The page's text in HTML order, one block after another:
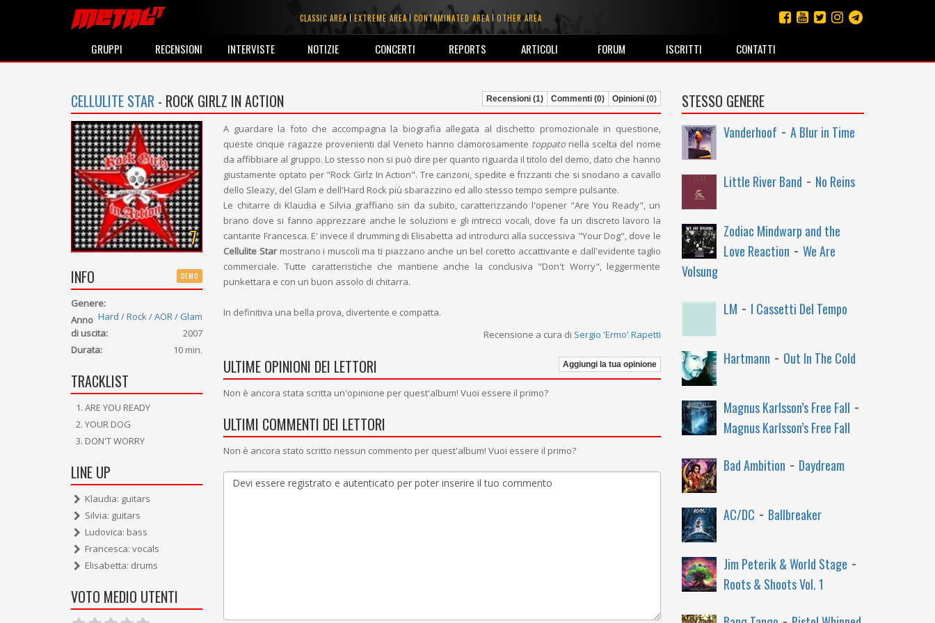
CLASSIC AREA EXTREME AREA CONTAMINATED AREA OTHER AREA
GRUPPI RECENSIONI INTERVISTE NOTIZIE CONCERTI REPORTS ARTICOLI FORUM ISCRITTI CONTATTI
CELLULITE STAR - ROCK GIRLZ IN ACTION Recensioni (1) Commenti (0) Opinioni (0)
7
INFO DEMO
Genere:
Hard / Rock / AOR / Glam
Anno
di uscita:
2007
Durata:
10 min.
TRACKLIST
ARE YOU READY
YOUR DOG
DON'T WORRY
LINE UP
Klaudia: guitars
Silvia: guitars
Ludovica: bass
Francesca: vocals
Elisabetta: drums
VOTO MEDIO UTENTI
A guardare la foto che accompagna la biografia allegata al dischetto promozionale in questione,
queste cinque ragazze provenienti dal Veneto hanno clamorosamente toppato nella scelta del nome
da affibbiare al gruppo. Lo stesso non si può dire per quanto riguarda il titolo del demo, dato che hanno
giustamente optato per "Rock Girlz In Action". Tre canzoni, spedite e frizzanti che si snodano a cavallo
dello Sleazy, del Glam e dell'Hard Rock più sbarazzino ed allo stesso tempo sempre pulsante.
Le chitarre di Klaudia e Silvia graffiano sin da subito, caratterizzando l'opener "Are You Ready", un
brano dove si fanno apprezzare anche le soluzioni e gli intrecci vocali, dove fa un discreto lavoro la
cantante Francesca. E' invece il drumming di Elisabetta ad introdurci alla successiva "Your Dog", dove le
Cellulite Starmostrano i muscoli ma ti piazzano anche un bel coretto accattivante e dall'evidente taglio
commerciale. Tutte caratteristiche che mantiene anche la conclusiva "Don't Worry", leggermente
punkettara e con un buon assolo di chitarra.
In definitiva una bella prova, divertente e compatta.
Recensione a cura di Sergio 'Ermo' Rapetti
ULTIME OPINIONI DEI LETTORI Aggiungi la tua opinione
Non è ancora stata scritta un'opinione per quest'album! Vuoi essere il primo?
ULTIMI COMMENTI DEI LETTORI
Non è ancora stato scritto nessun commento per quest'album! Vuoi essere il primo?
STESSO GENERE
Vanderhoof - A Blur in Time
Little River Band - No Reins
Zodiac Mindwarp and the
Love Reaction - We Are
Volsung
LM - I Cassetti Del Tempo
Hartmann - Out In The Cold
Magnus Karlsson’s Free Fall -
Magnus Karlsson’s Free Fall
Bad Ambition - Daydream
AC/DC - Ballbreaker
Jim Peterik & World Stage -
Roots & Shoots Vol. 1